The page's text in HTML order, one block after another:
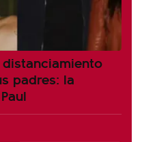
padres: la